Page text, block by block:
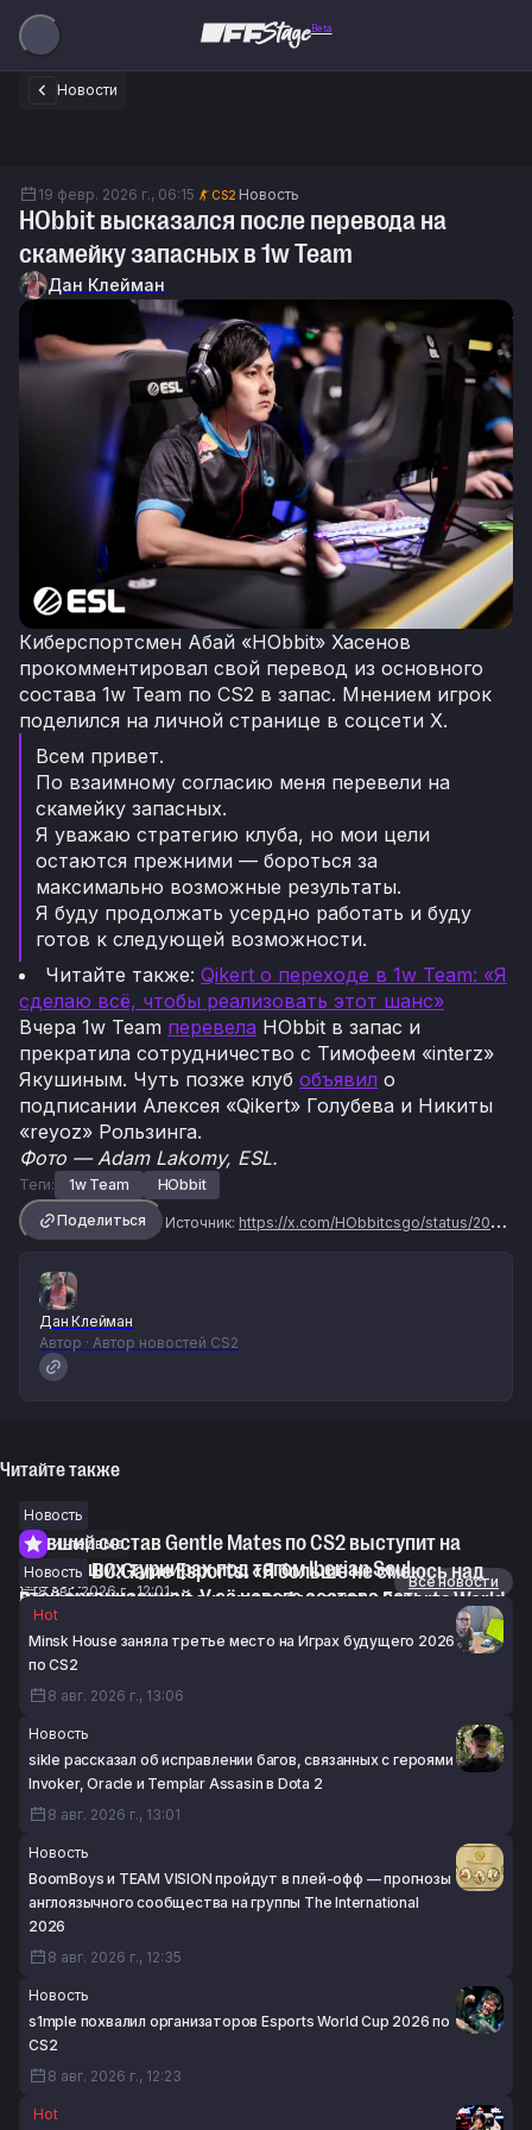
Beta
Новости
19 февр. 2026 г., 06:15 CS2 Новость
HObbit высказался после перевода на
скамейку запасных в 1w Team
Дан Клейман
Киберспортсмен Абай «HObbit» Хасенов
прокомментировал свой перевод из основного
состава 1w Team по CS2 в запас. Мнением игрок
поделился на личной странице в соцсети X.
Всем привет.
По взаимному согласию меня перевели на
скамейку запасных.
Я уважаю стратегию клуба, но мои цели
остаются прежними — бороться за
максимально возможные результаты.
Я буду продолжать усердно работать и буду
готов к следующей возможности.
Читайте также: Qikert о переходе в 1w Team: «Я
сделаю всё, чтобы реализовать этот шанс»
Вчера 1w Team перевела HObbit в запас и
прекратила сотрудничество с Тимофеем «interz»
Якушиным. Чуть позже клуб объявил о
подписании Алексея «Qikert» Голубева и Никиты
«reyoz» Рользинга.
Фото — Adam Lakomy, ESL.
Теги: 1w Team
HObbit
Поделиться
Источник: https://x.com/HObbitcsgo/status/2024116310817300658
Дан Клейман
Автор · Автор новостей CS2
Читайте также
Новость
Бывший состав Gentle Mates по CS2 выступит на
ближайших турнирах под тегом Iberian Soul
8 авг. 2026 г., 12:01
Интервью
BanKs о BC.Game Esports: «Я больше не смеюсь над
этой организацией. У её нового состава есть
потенциал»
8 авг. 2026 г., 09:51
Новость
В первый игровой день квалификации к Esports World
Cup 2026 сразу 11 карт завершились со счётом 13:0
8 авг. 2026 г., 08:41
Новости
Все новости
Hot
Minsk House заняла третье место на Играх будущего 2026
по CS2
8 авг. 2026 г., 13:06
Новость
sikle рассказал об исправлении багов, связанных c героями
Invoker, Oracle и Templar Assasin в Dota 2
8 авг. 2026 г., 13:01
Новость
BoomBoys и TEAM VISION пройдут в плей-офф — прогнозы
англоязычного сообщества на группы The International
2026
8 авг. 2026 г., 12:35
Новость
s1mple похвалил организаторов Esports World Cup 2026 по
CS2
8 авг. 2026 г., 12:23
Hot